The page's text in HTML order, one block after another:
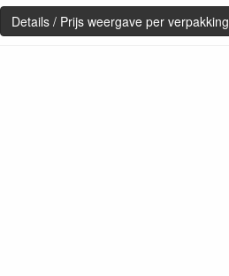
Details / Prijs weergave per verpakking